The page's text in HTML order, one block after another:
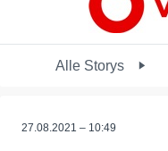
Alle Storys
27.08.2021 – 10:49